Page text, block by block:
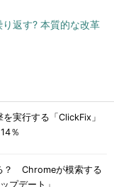
り返す? 本質的な改革
実行する「ClickFix」
％
？ Chromeが模索する
プデート」